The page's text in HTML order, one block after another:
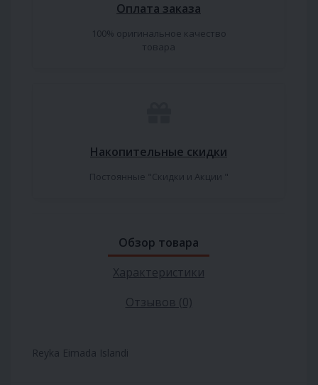
Оплата заказа
100% оригинальное качество
товара
Накопительные скидки
Постоянные "Скидки и Акции "
Обзор товара
Характеристики
Отзывов (0)
Reyka Eimada Islandi